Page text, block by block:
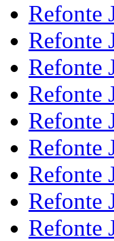
Refonte
Refonte
Refonte
Refonte
Refonte
Refonte
Refonte
Refonte
Refonte